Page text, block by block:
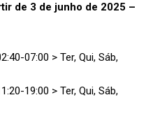
de 3 de junho de 2025 –
07:00 > Ter, Qui, Sáb,
19:00 > Ter, Qui, Sáb,